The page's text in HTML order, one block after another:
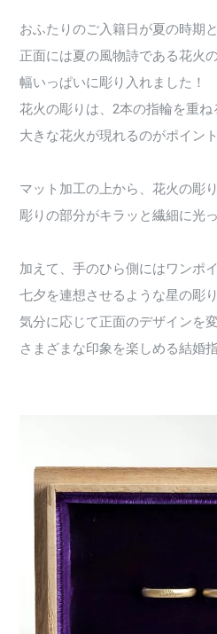
おふたりのご入籍日が夏の時期
正面には夏の風物詩である花火
幅いっぱいに彫り入れました！
花火の彫りは、2本の指輪を重ね
大きな花火が現れるのがポイント
マット加工の上から、花火の彫
彫りの部分がキラッと繊細に光
加えて、手のひら側にはワンポ
七夕を連想させるような星の彫
気分に応じて正面のデザインを
さまざまな印象を楽しめる結婚